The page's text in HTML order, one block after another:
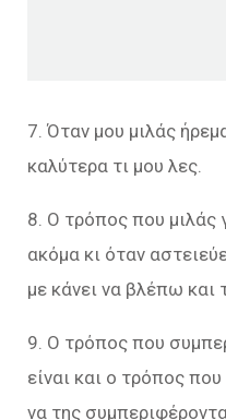
7. Όταν μου μιλάς
καλύτερα τι μου λες.
8. Ο τρόπος που μιλάς
ακόμα κι όταν
με κάνει να βλέπω και
9. Ο τρόπος που
είναι και ο τρόπος
να της